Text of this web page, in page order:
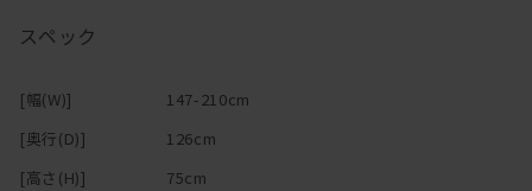
大きなダイニングテーブルが置けない間取りでも、空間を広く使え
テレビを見ながらパソコンや作業ができるのも嬉しい！
ソファに2人ゆっくり座ってお酒を飲むときは、
と幸いです。
スペック
[幅(W)]
147-210cm
[奥行(D)]
126cm
[高さ(H)]
75cm